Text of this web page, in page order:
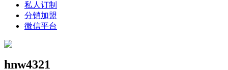
私人订制
分销加盟
微信平台
hnw4321